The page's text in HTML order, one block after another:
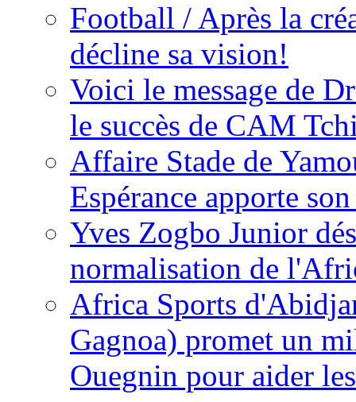
Football / Après la
décline sa vision!
Voici le message de
le succès de CAM
Affaire Stade de
Espérance apporte
Yves Zogbo Junior
normalisation de
Africa Sports
Gagnoa) promet un
Ouegnin pour aider